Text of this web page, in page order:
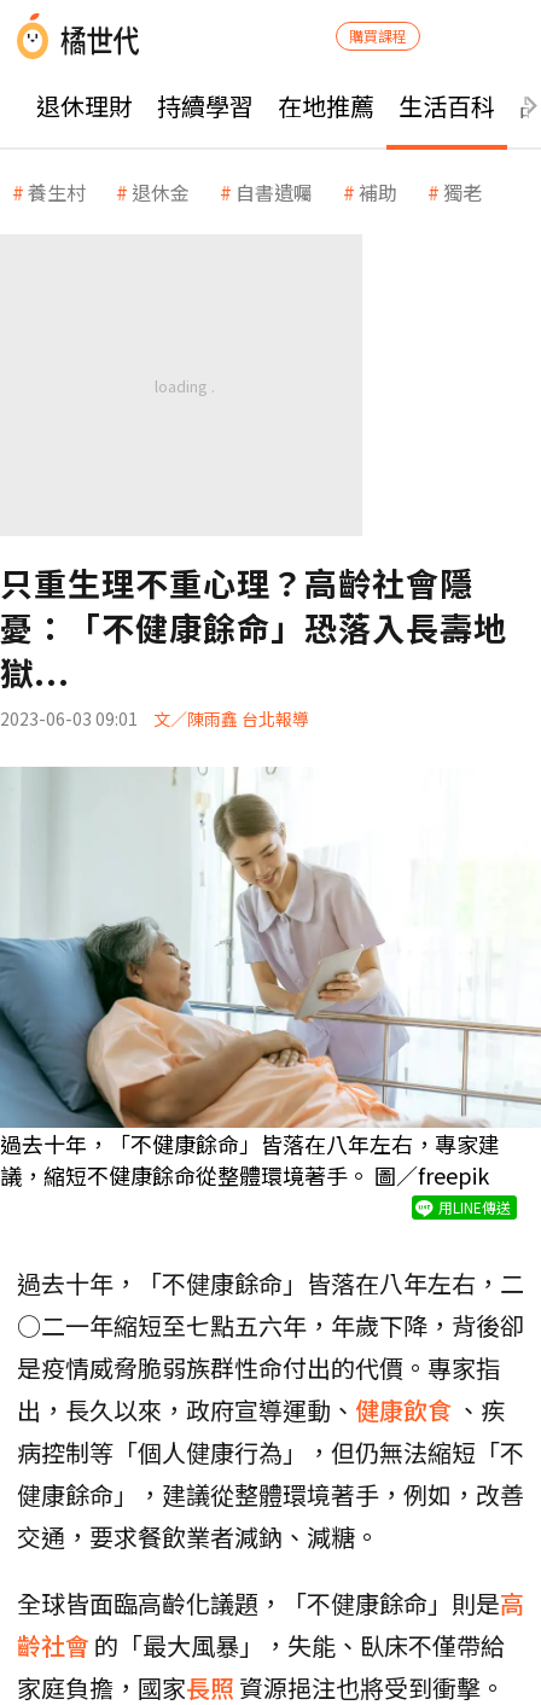
購買課程
退休理財 持續學習 在地推薦 生活百科
養生村 退休金 自書遺囑 補助 獨老
只重生理不重心理？高齡社會隱
憂：「不健康餘命」恐落入長壽地
獄...
2023-06-03 09:01 文／陳雨鑫 台北報導
過去十年，「不健康餘命」皆落在八年左右，專家建
議，縮短不健康餘命從整體環境著手。 圖／freepik
用LINE傳送
過去十年，「不健康餘命」皆落在八年左右，二
○二一年縮短至七點五六年，年歲下降，背後卻
是疫情威脅脆弱族群性命付出的代價。專家指
出，長久以來，政府宣導運動、 健康飲食 、疾
病控制等「個人健康行為」，但仍無法縮短「不
健康餘命」，建議從整體環境著手，例如，改善
交通，要求餐飲業者減鈉、減糖。
全球皆面臨高齡化議題，「不健康餘命」則是高
齡社會的「最大風暴」，失能、臥床不僅帶給
家庭負擔，國家長照 資源挹注也將受到衝擊。